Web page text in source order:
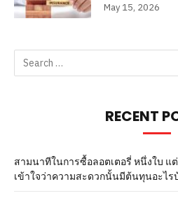
May 15, 2026
RECENT
สามนาทีในการซื้อลอตเตอรี่ หนึ่งใบ แ
เข้าใจว่าความสะดวกนั้นมีต้นทุนอะไร